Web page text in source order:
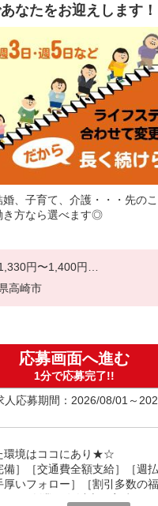
なたをお迎えします！
婚、子育て、介護・・・先の
き方なら選べます◎
円〜1,400円
格・経験者：時給1,330円〜
福祉士：時給1,400円〜
者は3ヶ月以上
幅は経験・能力による
高崎市
応募画面へ進む
1分で応募完了!!
人応募期間：2026/08/01～
境はココにあり★☆
備］［交通費全額支給］［週払
厚いフォロー］［割引多数の福